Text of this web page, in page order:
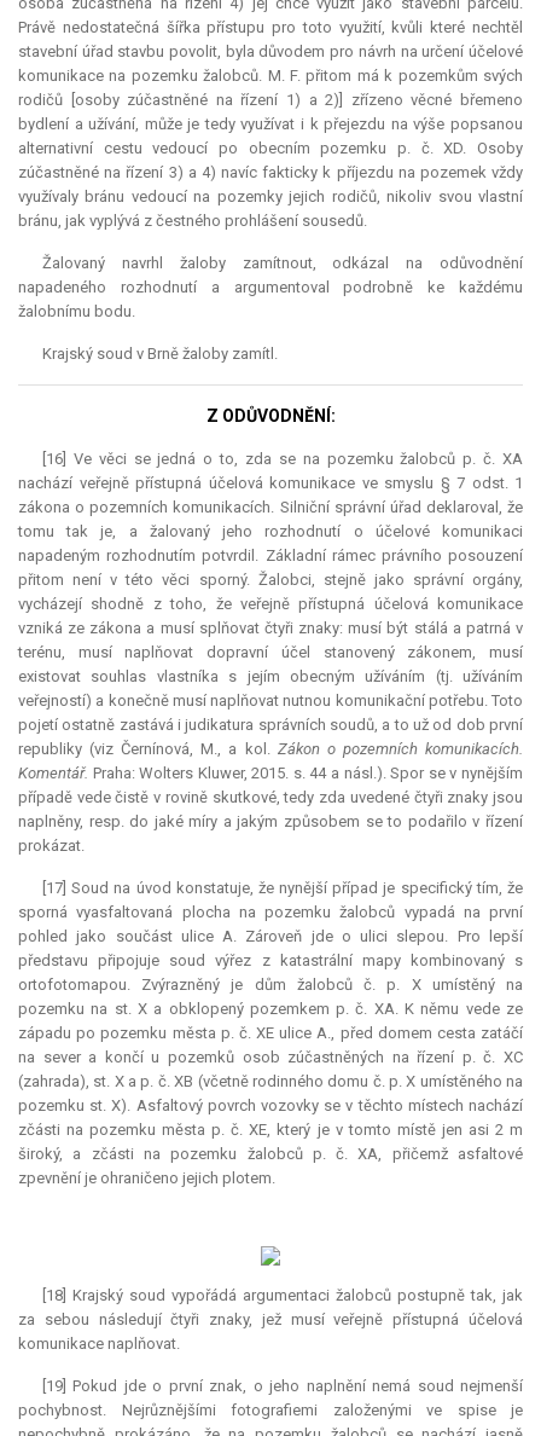
Právě nedostatečná šířka přístupu pro toto využití, kvůli které nechtěl
stavební úřad stavbu povolit, byla důvodem pro návrh na určení účelové
komunikace na pozemku žalobců. M. F. přitom má k pozemkům svých
rodičů [osoby zúčastněné na řízení 1) a 2)] zřízeno věcné břemeno
bydlení a užívání, může je tedy využívat i k přejezdu na výše popsanou
alternativní cestu vedoucí po obecním pozemku p. č. XD. Osoby
zúčastněné na řízení 3) a 4) navíc fakticky k příjezdu na pozemek vždy
využívaly bránu vedoucí na pozemky jejich rodičů, nikoliv svou vlastní
bránu, jak vyplývá z čestného prohlášení sousedů.
Žalovaný navrhl žaloby zamítnout, odkázal na odůvodnění
napadeného rozhodnutí a argumentoval podrobně ke každému
žalobnímu bodu.
Krajský soud v Brně žaloby zamítl.
Z ODŮVODNĚNÍ:
[16] Ve věci se jedná o to, zda se na pozemku žalobců p. č. XA
nachází veřejně přístupná účelová komunikace ve smyslu § 7 odst. 1
zákona o pozemních komunikacích. Silniční správní úřad deklaroval, že
tomu tak je, a žalovaný jeho rozhodnutí o účelové komunikaci
napadeným rozhodnutím potvrdil. Základní rámec právního posouzení
přitom není v této věci sporný. Žalobci, stejně jako správní orgány,
vycházejí shodně z toho, že veřejně přístupná účelová komunikace
vzniká ze zákona a musí splňovat čtyři znaky: musí být stálá a patrná v
terénu, musí naplňovat dopravní účel stanovený zákonem, musí
existovat souhlas vlastníka s jejím obecným užíváním (tj. užíváním
veřejností) a konečně musí naplňovat nutnou komunikační potřebu. Toto
pojetí ostatně zastává ijudikatura správních soudů, a to už od dob první
republiky (viz Černínová, M., a kol. Zákon o pozemních komunikacích.
Komentář. Praha: Wolters Kluwer, 2015. s. 44 a násl.). Spor se v nynějším
případě vede čistě v rovině skutkové, tedy zda uvedené čtyři znaky jsou
naplněny, resp. do jaké míry a jakým způsobem se to podařilo v řízení
prokázat.
[17] Soud na úvod konstatuje, že nynější případ je specifický tím, že
sporná vyasfaltovaná plocha na pozemku žalobců vypadá na první
pohled jako součást ulice A. Zároveň jde o ulici slepou. Pro lepší
představu připojuje soud výřez z katastrální mapy kombinovaný s
ortofotomapou. Zvýrazněný je dům žalobců č. p. X umístěný na
pozemku na st. X a obklopený pozemkem p. č. XA. K němu vede ze
západu po pozemku města p. č. XE ulice A., před domem cesta zatáčí
na sever a končí u pozemků osob zúčastněných na řízení p. č. XC
(zahrada), st. X a p. č. XB (včetně rodinného domu č. p. X umístěného na
pozemku st. X). Asfaltový povrch vozovky se v těchto místech nachází
zčásti na pozemku města p. č. XE, který je v tomto místě jen asi 2 m
široký, a zčásti na pozemku žalobců p. č. XA, přičemž asfaltové
zpevnění je ohraničeno jejich plotem.
[18] Krajský soud vypořádá argumentaci žalobců postupně tak, jak
za sebou následují čtyři znaky, jež musí veřejně přístupná účelová
komunikace naplňovat.
[19] Pokud jde o první znak, o jeho naplnění nemá soud nejmenší
pochybnost. Nejrůznějšími fotografiemi založenými ve spise je